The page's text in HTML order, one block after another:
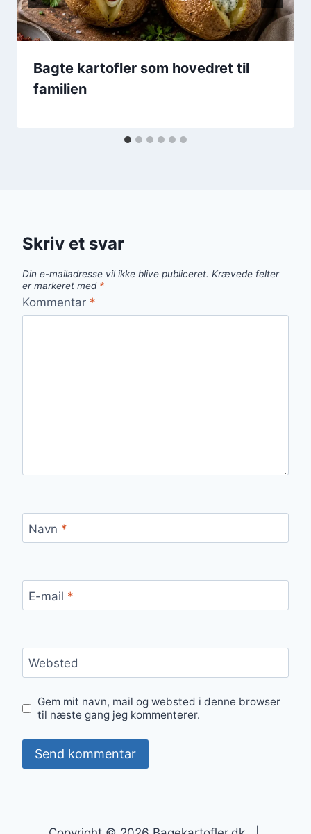
Bagte kartofler som hovedret til
familien
Skriv et svar
Din e-mailadresse vil ikke blive publiceret. Krævede felter
er markeret med *
Kommentar *
Navn *
E-mail *
Websted
Gem mit navn, mail og websted i denne browser
til næste gang jeg kommenterer.